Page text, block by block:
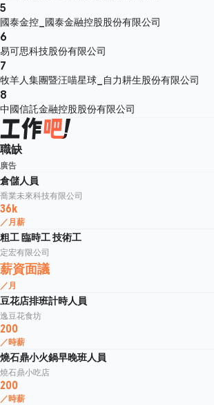
5
國泰金控_國泰金融控股股份有限公司
6
易可思科技股份有限公司
7
牧羊人集團暨汪喵星球_自力耕生股份有限公司
8
中國信託金融控股股份有限公司
職缺
廣告
倉儲人員
喬業未來科技有限公司
36k
／月薪
粗工 臨時工 技術工
定宏有限公司
薪資面議
／月
豆花店排班計時人員
逸豆花食坊
200
／時薪
燒石鼎小火鍋早晚班人員
燒石鼎小吃店
200
／時薪